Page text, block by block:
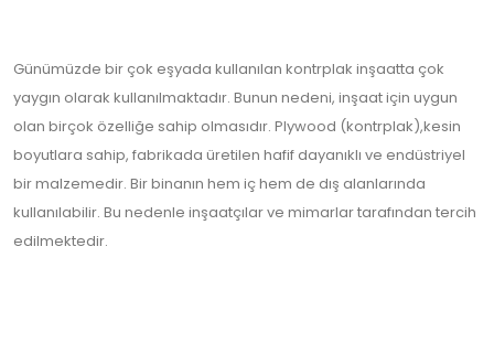
Günümüzde bir çok eşyada kullanılan kontrplak inşaatta çok
yaygın olarak kullanılmaktadır. Bunun nedeni, inşaat için uygun
olan birçok özelliğe sahip olmasıdır. Plywood (kontrplak),kesin
boyutlara sahip, fabrikada üretilen hafif dayanıklı ve endüstriyel
bir malzemedir. Bir binanın hem iç hem de dış alanlarında
kullanılabilir. Bu nedenle inşaatçılar ve mimarlar tarafından tercih
edilmektedir.